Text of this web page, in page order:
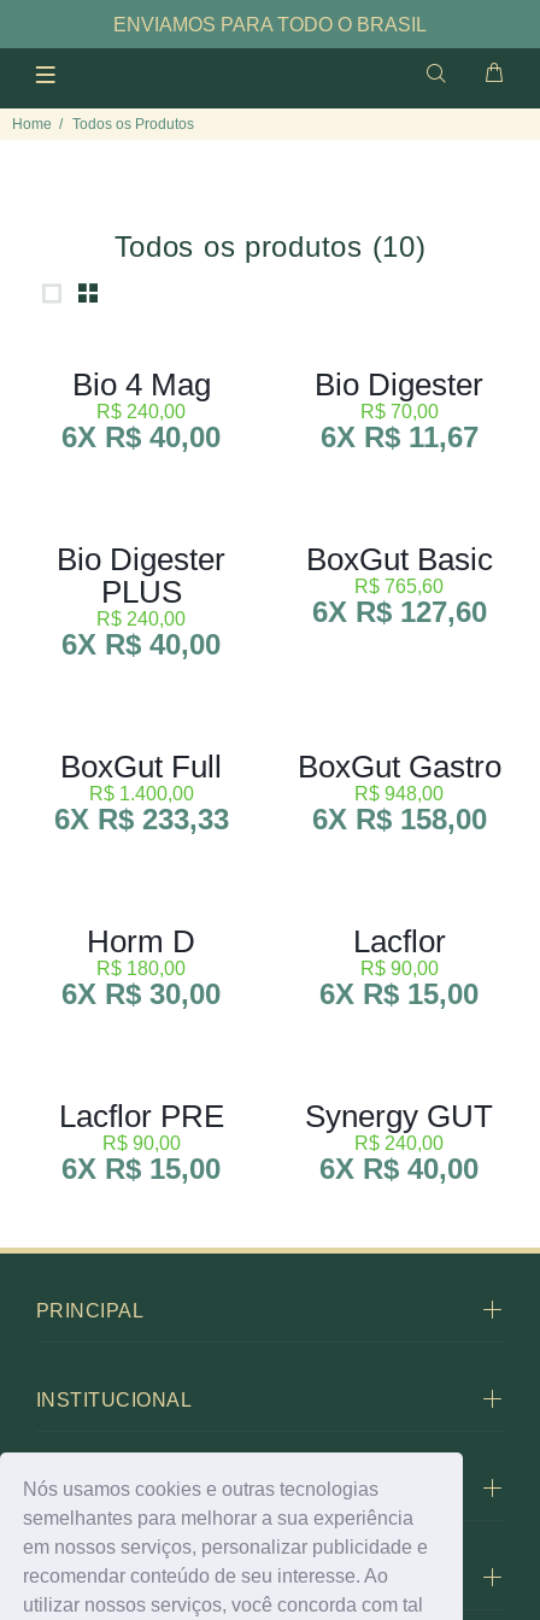
Nós usamos cookies e outras tecnologias
semelhantes para melhorar a sua experiência
em nossos serviços, personalizar publicidade e
recomendar conteúdo de seu interesse. Ao
utilizar nossos serviços, você concorda com tal
ENVIAMOS PARA TODO O BRASIL
Home Todos os Produtos
Todos os produtos (10)
Bio 4 Mag
R$ 240,00
6X R$ 40,00
Bio Digester
R$ 70,00
6X R$ 11,67
Bio Digester
PLUS
R$ 240,00
6X R$ 40,00
BoxGut Basic
R$ 765,60
6X R$ 127,60
BoxGut Full
R$ 1.400,00
6X R$ 233,33
BoxGut Gastro
R$ 948,00
6X R$ 158,00
Horm D
R$ 180,00
6X R$ 30,00
Lacflor
R$ 90,00
6X R$ 15,00
Lacflor PRE
R$ 90,00
6X R$ 15,00
Synergy GUT
R$ 240,00
6X R$ 40,00
PRINCIPAL
INSTITUCIONAL
FALE CONOSCO
BIOLEVEN